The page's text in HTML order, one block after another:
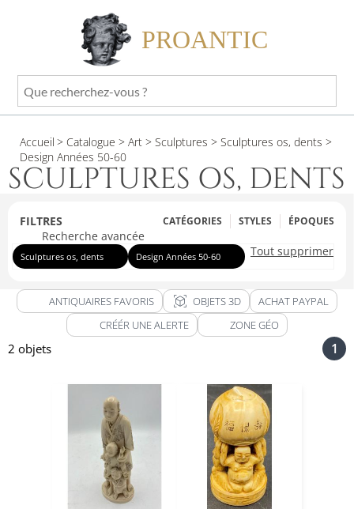
PROANTIC
Que
recherchez-
?
Accueil > Catalogue > Art > Sculptures > Sculptures os, dents >
Design Années 50-60
SCULPTURES OS, DENTS
FILTRES CATÉGORIES STYLES ÉPOQUES
Recherche avancée
Tout supprimer
Sculptures os, dents Design Années 50-60
ANTIQUAIRES FAVORIS view_in_ar OBJETS 3D
ACHAT PAYPAL
CRÉÉR UNE ALERTE
ZONE GÉO
2 objets 1